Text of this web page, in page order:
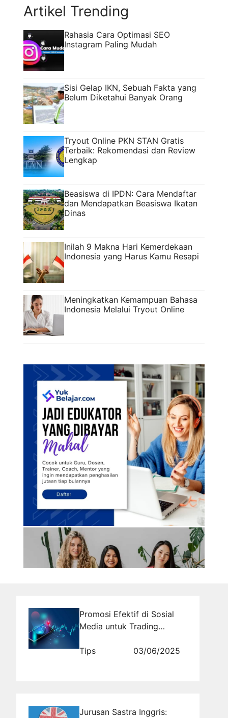
Artikel Trending
Rahasia Cara Optimasi SEO
Instagram Paling Mudah
Sisi Gelap IKN, Sebuah Fakta yang
Belum Diketahui Banyak Orang
Tryout Online PKN STAN Gratis
Terbaik: Rekomendasi dan Review
Lengkap
Beasiswa di IPDN: Cara Mendaftar
dan Mendapatkan Beasiswa Ikatan
Dinas
Inilah 9 Makna Hari Kemerdekaan
Indonesia yang Harus Kamu Resapi
Meningkatkan Kemampuan Bahasa
Indonesia Melalui Tryout Online
Promosi Efektif di Sosial
Media untuk Trading
Tips
03/06/2025
Jurusan Sastra Inggris: